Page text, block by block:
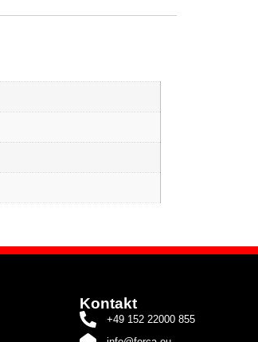
Kontakt
+49 152 22000 855